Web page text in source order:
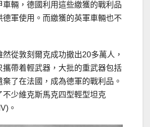
車輛，德國利用這些繳獲的戰利品
德軍使用。而繳獲的英軍車輛也不
從敦刻爾克成功撤出20多萬人，
攜帶着輕武器，大批的重武器包括
了在法國，成為德軍的戰利品。
不少維克斯馬克四型輕型坦克
。